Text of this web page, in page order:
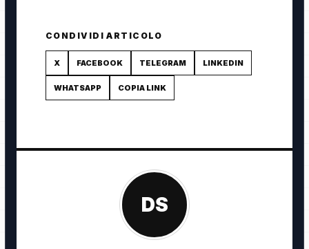
CONDIVIDI ARTICOLO
X FACEBOOK TELEGRAM LINKEDIN
WHATSAPP COPIA LINK
DS